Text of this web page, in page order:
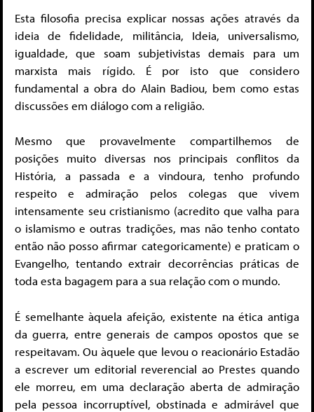
Esta filosofia precisa explicar nossas ações através da
ideia de fidelidade, militância, Ideia, universalismo,
igualdade, que soam subjetivistas demais para um
marxista mais rígido. É por isto que considero
fundamental a obra do Alain Badiou, bem como estas
discussões em diálogo com a religião.
Mesmo que provavelmente compartilhemos de
posições muito diversas nos principais conflitos da
História, a passada e a vindoura, tenho profundo
respeito e admiração pelos colegas que vivem
intensamente seu cristianismo (acredito que valha para
o islamismo e outras tradições, mas não tenho contato
então não posso afirmar categoricamente) e praticam o
Evangelho, tentando extrair decorrências práticas de
toda esta bagagem para a sua relação com o mundo.
É semelhante àquela afeição, existente na ética antiga
da guerra, entre generais de campos opostos que se
respeitavam. Ou àquele que levou o reacionário Estadão
a escrever um editorial reverencial ao Prestes quando
ele morreu, em uma declaração aberta de admiração
pela pessoa incorruptível, obstinada e admirável que